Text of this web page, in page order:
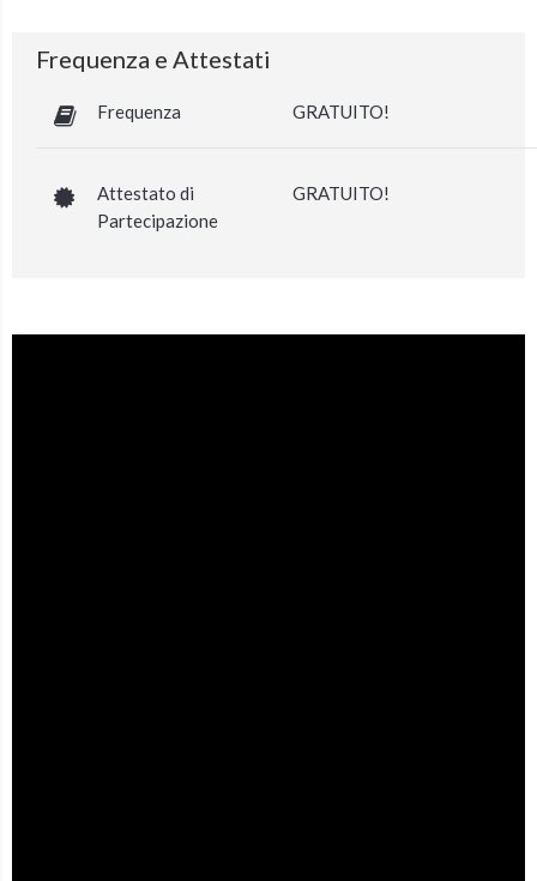
Frequenza e Attestati
Frequenza GRATUITO!
Attestato di
Partecipazione
GRATUITO!